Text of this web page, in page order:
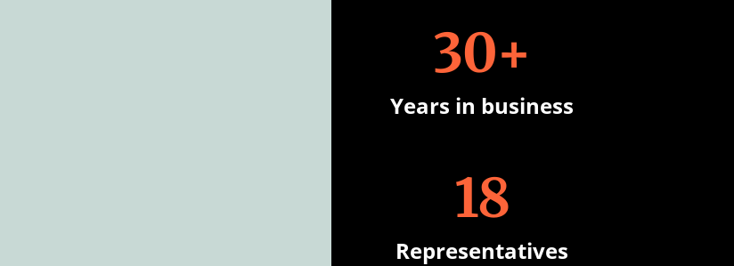
30+
Years in business
18
Representatives